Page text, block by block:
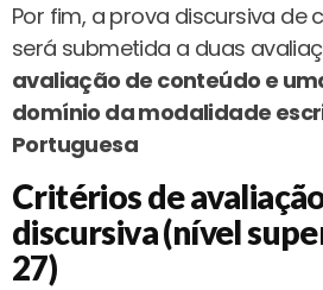
Por fim, a prova discursiva de
será submetida a duas
avaliação de conteúdo e
domínio da modalidade
Portuguesa
Critérios de
discursiva (nível
27)